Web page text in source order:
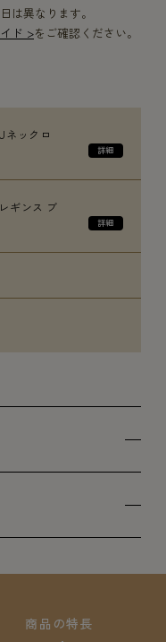
は異なります。
ド >をご確認ください。
ネックロ
ギンス ブ
商品の特長